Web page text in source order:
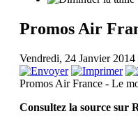
Promos Air
Vendredi, 24 Janvier 2014
Promos Air France - Le
Consultez la source sur